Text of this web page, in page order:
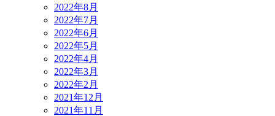
2022年8月
2022年7月
2022年6月
2022年5月
2022年4月
2022年3月
2022年2月
2021年12月
2021年11月